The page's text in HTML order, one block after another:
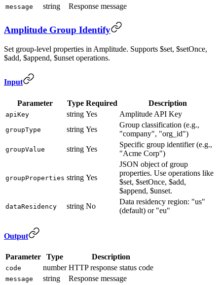
message string Response message
Amplitude Group Identify
Set group-level properties in Amplitude. Supports $set, $setOnce,
$add, $append, $unset operations.
Input
Parameter Type Required Description
apiKey string Yes Amplitude API Key
groupType string Yes
Group classification (e.g.,
"company", "org_id")
groupValue string Yes
Specific group identifier (e.g.,
"Acme Corp")
groupProperties string Yes
JSON object of group
properties. Use operations like
$set, $setOnce, $add,
$append, $unset.
dataResidency string No
Data residency region: "us"
(default) or "eu"
Output
Parameter Type Description
code number HTTP response status code
message string Response message